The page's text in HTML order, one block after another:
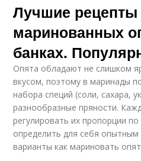
Лучшие рецепты
маринованных
банках.
Опята обладают не слишком
вкусом, поэтому в маринады
набора специй (соли, сахара,
разнообразные пряности.
регулировать их пропорции
определить для себя
варианты как мариновать